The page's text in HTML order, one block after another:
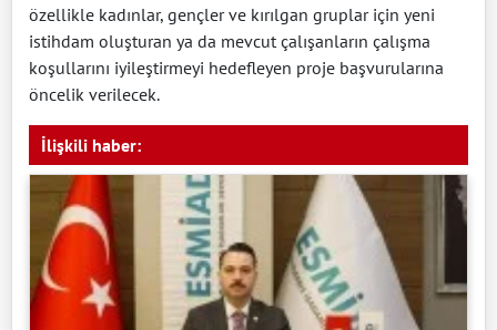
özellikle kadınlar, gençler ve kırılgan gruplar için yeni
istihdam oluşturan ya da mevcut çalışanların çalışma
koşullarını iyileştirmeyi hedefleyen proje başvurularına
öncelik verilecek.
İlişkili haber: